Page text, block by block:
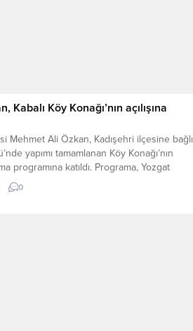
Kabalı Köy Konağı’nın açılışına
Mehmet Ali Özkan, Kadışehri ilçesine bağlı
yapımı tamamlanan Köy Konağı’nın
programına katıldı. Programa, Yozgat
Başkanı Kazım Arslan, Hakimler ve
(HSK) Üyeleri Hakan Yüksel, Alişan
0